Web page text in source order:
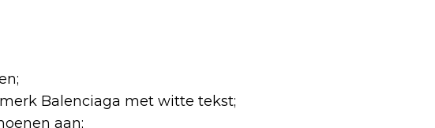
Balenciaga met witte tekst;
aan;